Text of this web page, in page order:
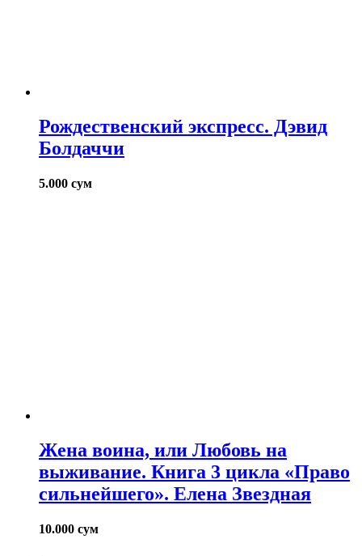
Рождественский экспресс. Дэвид
Болдаччи
5.000 сум
Жена воина, или Любовь на
выживание. Книга 3 цикла «Право
сильнейшего». Елена Звездная
10.000 сум